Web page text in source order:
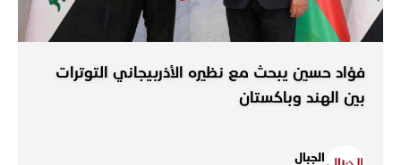
فؤاد حسين يبحث مع نظيره الأذربيجاني التوترات
بين الهند وباكستان
الجبال